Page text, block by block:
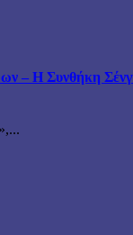
Η Συνθήκη